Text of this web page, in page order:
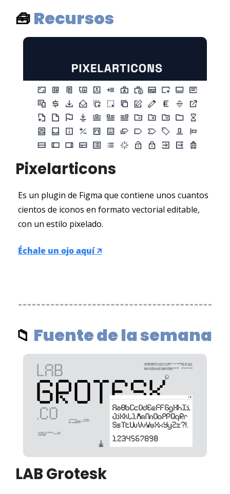
🧰 Recursos
Pixelarticons
Es un plugin de Figma que contiene unos cuantos
cientos de iconos en formato vectorial editable,
con un estilo pixelado.
Échale un ojo aquí 🡭
📁 Fuente de la semana
LAB Grotesk